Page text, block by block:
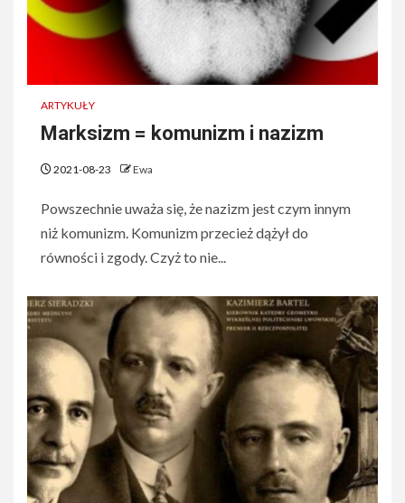
ARTYKUŁY
Marksizm = komunizm i nazizm
2021-08-23 Ewa
​Powszechnie uważa się, że nazizm jest czym innym
niż komunizm. Komunizm przecież dążył do
równości ​i zgody. Czyż to nie...